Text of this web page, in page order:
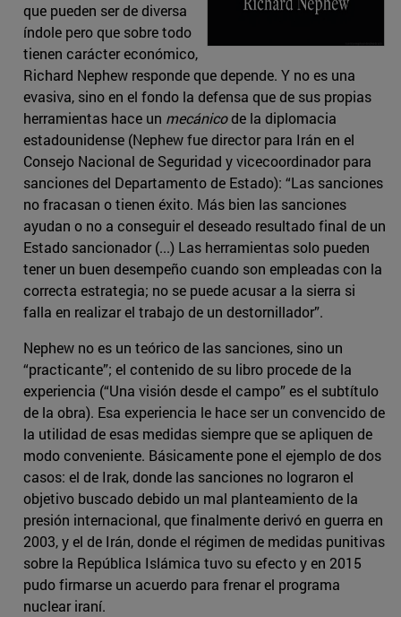
que pueden ser de diversa
índole pero que sobre todo
tienen carácter económico,
Richard Nephew responde que depende. Y no es una
evasiva, sino en el fondo la defensa que de sus propias
herramientas hace un mecánicode la diplomacia
estadounidense (Nephew fue director para Irán en el
Consejo Nacional de Seguridad y vicecoordinador para
sanciones del Departamento de Estado): “Las sanciones
no fracasan o tienen éxito. Más bien las sanciones
ayudan o no a conseguir el deseado resultado final de un
Estado sancionador (...) Las herramientas solo pueden
tener un buen desempeño cuando son empleadas con la
correcta estrategia; no se puede acusar a la sierra si
falla en realizar el trabajo de un destornillador”.
Nephew no es un teórico de las sanciones, sino un
“practicante”; el contenido de su libro procede de la
experiencia (“Una visión desde el campo” es el subtítulo
de la obra). Esa experiencia le hace ser un convencido de
la utilidad de esas medidas siempre que se apliquen de
modo conveniente. Básicamente pone el ejemplo de dos
casos: el de Irak, donde las sanciones no lograron el
objetivo buscado debido un mal planteamiento de la
presión internacional, que finalmente derivó en guerra en
2003, y el de Irán, donde el régimen de medidas punitivas
sobre la República Islámica tuvo su efecto y en 2015
pudo firmarse un acuerdo para frenar el programa
nuclear iraní.